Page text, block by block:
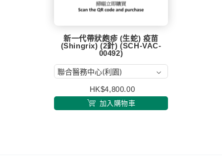
新一代帶狀皰疹 (生蛇) 疫苗
(Shingrix) (2針) (SCH-VAC-
00492)
HK$4,800.00
加入購物車